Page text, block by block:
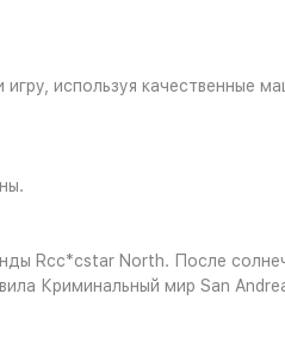
используя качественные
Rcc*cstar North. После
Криминальный мир San